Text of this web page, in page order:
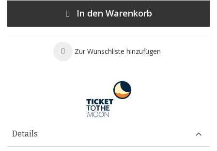
In den Warenkorb
Zur Wunschliste hinzufügen
Details